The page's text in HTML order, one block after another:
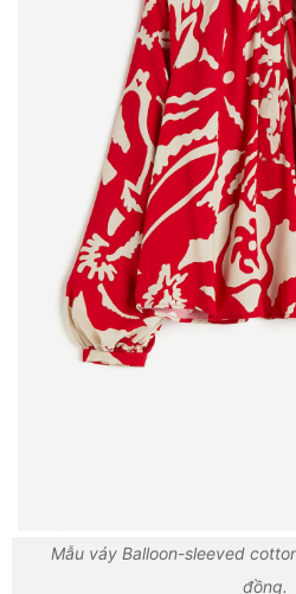
Mẫu váy Balloon-sleeved
đồng.